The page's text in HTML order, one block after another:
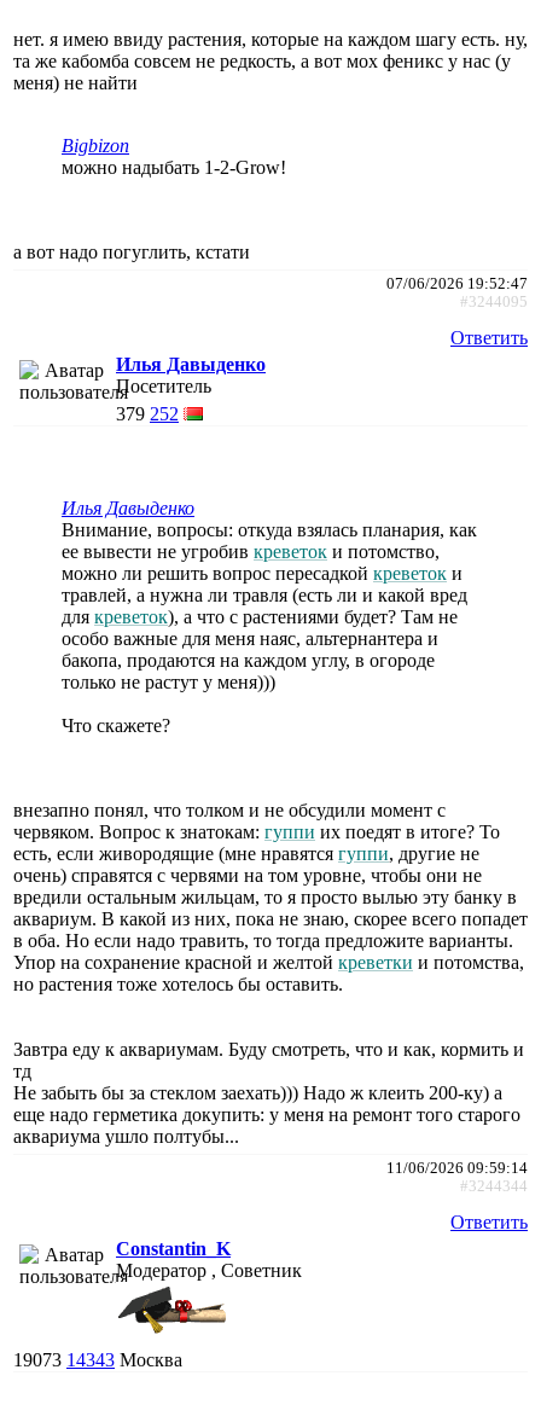
нет. я имею ввиду растения, которые на каждом шагу есть. ну,
та же кабомба совсем не редкость, а вот мох феникс у нас (у
меня) не найти
Bigbizon
можно надыбать 1-2-Grow!
а вот надо погуглить, кстати
07/06/2026 19:52:47
#3244095
Ответить
Илья Давыденко
Посетитель
379 252
Илья Давыденко
Внимание, вопросы: откуда взялась планария, как
ее вывести не угробив креветок и потомство,
можно ли решить вопрос пересадкой креветок и
травлей, а нужна ли травля (есть ли и какой вред
для креветок), а что с растениями будет? Там не
особо важные для меня наяс, альтернантера и
бакопа, продаются на каждом углу, в огороде
только не растут у меня)))
Что скажете?
внезапно понял, что толком и не обсудили момент с
червяком. Вопрос к знатокам: гуппи их поедят в итоге? То
есть, если живородящие (мне нравятся гуппи, другие не
очень) справятся с червями на том уровне, чтобы они не
вредили остальным жильцам, то я просто вылью эту банку в
аквариум. В какой из них, пока не знаю, скорее всего попадет
в оба. Но если надо травить, то тогда предложите варианты.
Упор на сохранение красной и желтой креветки и потомства,
но растения тоже хотелось бы оставить.
Завтра еду к аквариумам. Буду смотреть, что и как, кормить и
тд
Не забыть бы за стеклом заехать))) Надо ж клеить 200-ку) а
еще надо герметика докупить: у меня на ремонт того старого
аквариума ушло полтубы...
11/06/2026 09:59:14
#3244344
Ответить
Constantin_K
Модератор , Советник
19073 14343 Москва